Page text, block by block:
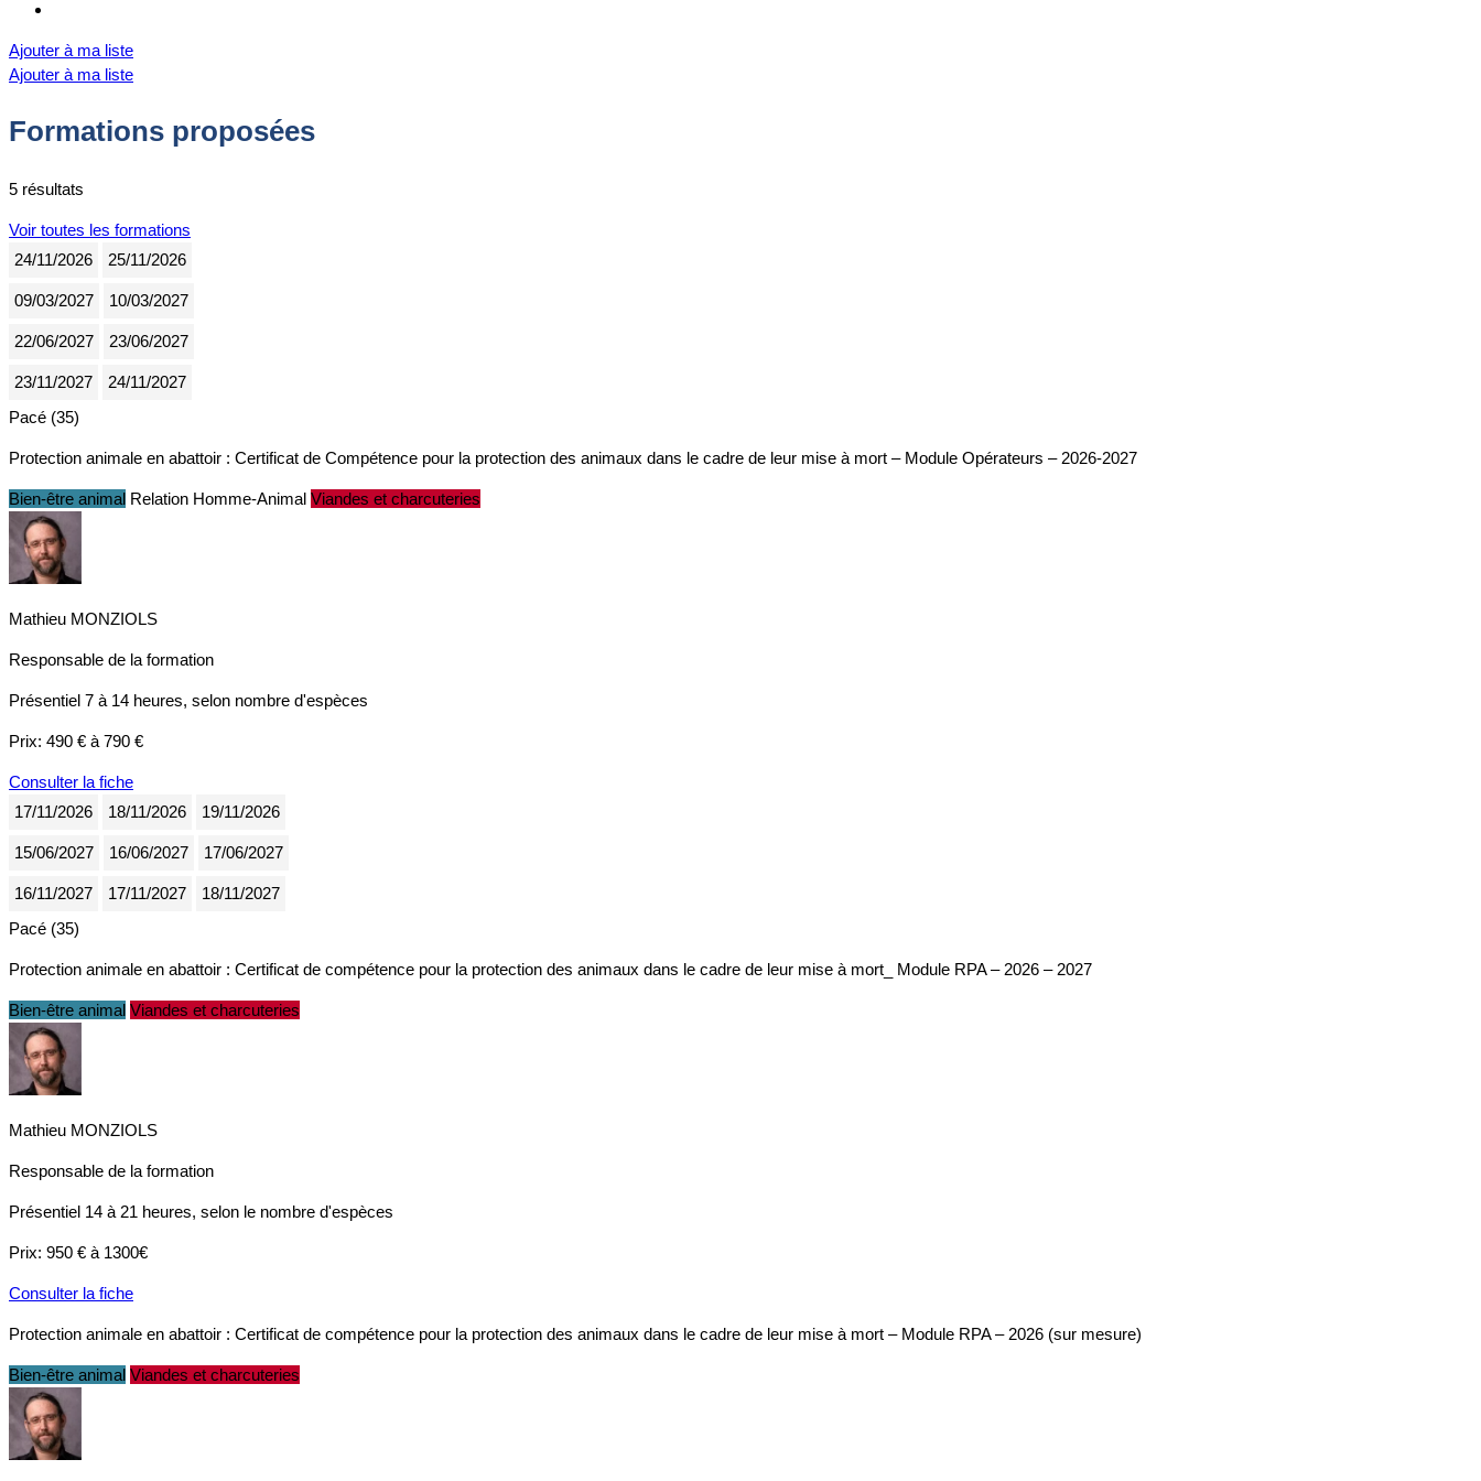
Ajouter à ma liste
Ajouter à ma liste
Formations proposées
5 résultats
Voir toutes les formations
24/11/2026
25/11/2026
09/03/2027 10/03/2027
22/06/2027 23/06/2027
23/11/2027
24/11/2027
Pacé (35)
Protection animale en abattoir : Certificat de Compétence pour la protection des animaux dans le cadre de leur mise à mort – Module Opérateurs – 2026-2027
Bien-être animal Relation Homme-Animal Viandes et charcuteries
Mathieu MONZIOLS
Responsable de la formation
Présentiel 7 à 14 heures, selon nombre d'espèces
Prix: 490 € à 790 €
Consulter la fiche
17/11/2026
18/11/2026 19/11/2026
15/06/2027 16/06/2027 17/06/2027
16/11/2027 17/11/2027
18/11/2027
Pacé (35)
Protection animale en abattoir : Certificat de compétence pour la protection des animaux dans le cadre de leur mise à mort_ Module RPA – 2026 – 2027
Bien-être animal Viandes et charcuteries
Mathieu MONZIOLS
Responsable de la formation
Présentiel 14 à 21 heures, selon le nombre d'espèces
Prix: 950 € à 1300€
Consulter la fiche
Protection animale en abattoir : Certificat de compétence pour la protection des animaux dans le cadre de leur mise à mort – Module RPA – 2026 (sur mesure)
Bien-être animal Viandes et charcuteries